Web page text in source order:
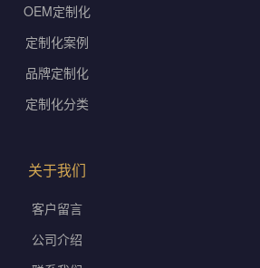
OEM定制化
定制化案例
品牌定制化
定制化分类
关于我们
客户留言
公司介绍